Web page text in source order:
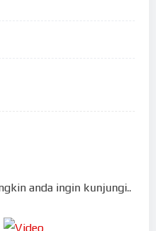
anda ingin kunjungi..